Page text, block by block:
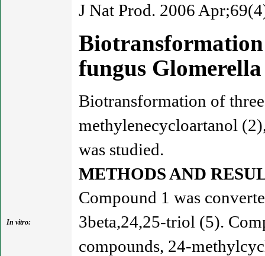
In vitro:
J Nat Prod. 2006
fungus
Biotransformation of
methylenecycloartanol
was studied.
METHODS AND
Compound 1 was
3beta,24,25-triol (5).
compounds, 24-